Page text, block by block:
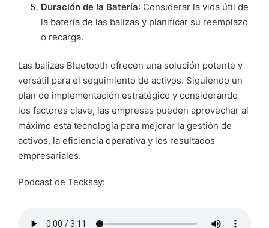
Duración de la Batería: Considerar la vida útil de
la batería de las balizas y planificar su reemplazo
o recarga.
Las balizas Bluetooth ofrecen una solución potente y
versátil para el seguimiento de activos. Siguiendo un
plan de implementación estratégico y considerando
los factores clave, las empresas pueden aprovechar al
máximo esta tecnología para mejorar la gestión de
activos, la eficiencia operativa y los resultados
empresariales.
Podcast de Tecksay: